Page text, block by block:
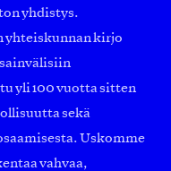
yhdistys.
yhteiskunnan kirjo
yli 100 vuotta sitten
sekä
Uskomme
vahvaa,